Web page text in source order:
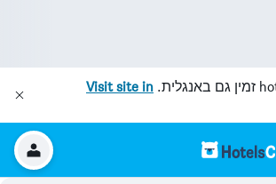
זמין גם באנגלית. Visit site in